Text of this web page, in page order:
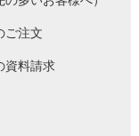
ご注文
資料請求